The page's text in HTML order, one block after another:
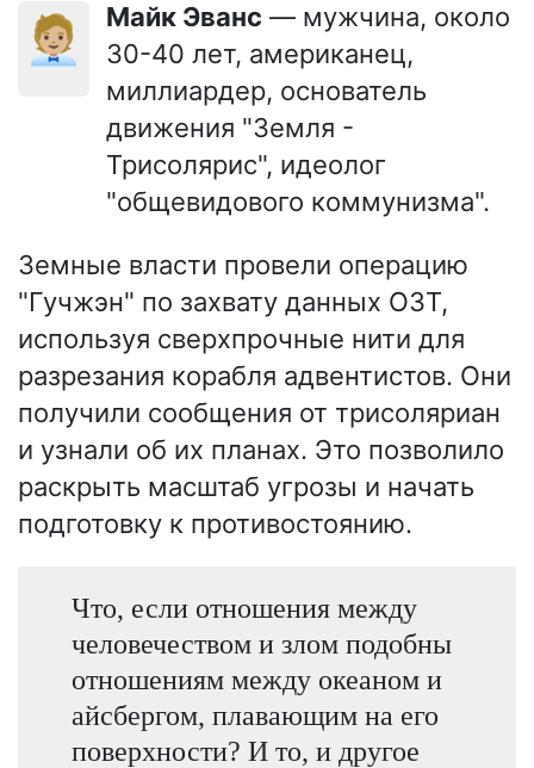
🧑🏼‍💼 Майк Эванс — мужчина, около
30-40 лет, американец,
миллиардер, основатель
движения "Земля -
Трисолярис", идеолог
"общевидового коммунизма".
Земные власти провели операцию
"Гучжэн" по захвату данных ОЗТ,
используя сверхпрочные нити для
разрезания корабля адвентистов. Они
получили сообщения от трисоляриан
и узнали об их планах. Это позволило
раскрыть масштаб угрозы и начать
подготовку к противостоянию.
Что, если отношения между
человечеством и злом подобны
отношениям между океаном и
айсбергом, плавающим на его
поверхности? И то, и другое